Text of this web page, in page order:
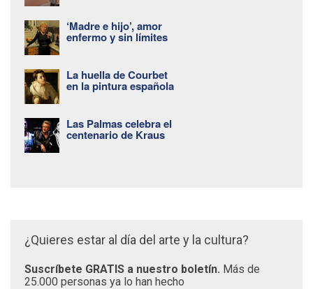
‘Madre e hijo’, amor
enfermo y sin límites
La huella de Courbet
en la pintura española
Las Palmas celebra el
centenario de Kraus
¿Quieres estar al día del arte y la cultura?
Suscríbete GRATIS a nuestro boletín. Más de
25.000 personas ya lo han hecho